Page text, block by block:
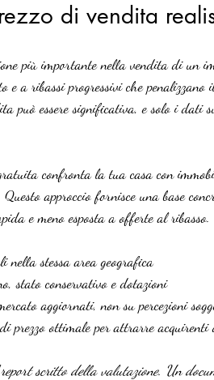
di vendita
più importante nella vendita di un
e a ribassi progressivi che
può essere significativa, e solo i
confronta la tua casa con
approccio fornisce una base
e meno esposta a offerte al ribasso.
nella stessa area geografica
stato conservativo e dotazioni
aggiornati, non su percezioni
prezzo ottimale per attrarre
scritto della valutazione. Un